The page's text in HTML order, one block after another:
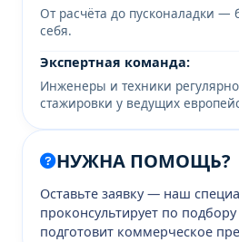
От расчёта до пусконаладки —
себя.
Экспертная команда:
Инженеры и техники
стажировки у ведущих
НУЖНА ПОМОЩЬ?
Оставьте заявку — наш
проконсультирует по
подготовит коммерческое